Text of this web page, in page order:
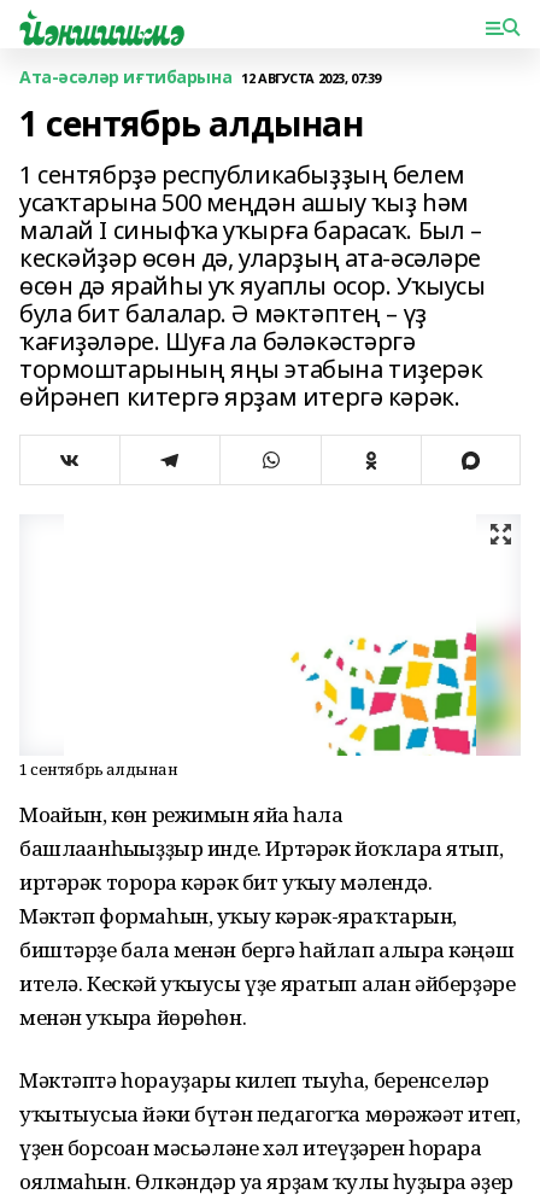
Ата-әсәләр иғтибарына 12 АВГУСТА 2023, 07:39
1 сентябрь алдынан
1 сентябрҙә республикабыҙҙың белем
усаҡтарына 500 меңдән ашыу ҡыҙ һәм
малай I синыфҡа уҡырға барасаҡ. Был –
кескәйҙәр өсөн дә, уларҙың ата-әсәләре
өсөн дә ярайһы уҡ яуаплы осор. Уҡыусы
була бит балалар. Ә мәктәптең – үҙ
ҡағиҙәләре. Шуға ла бәләкәстәргә
тормоштарының яңы этабына тиҙерәк
өйрәнеп китергә ярҙам итергә кәрәк.
1 сентябрь алдынан
Моғайын, көн режимын яйға һала
башлағанһығыҙҙыр инде. Иртәрәк йоҡларға ятып,
иртәрәк торорға кәрәк бит уҡыу мәлендә.
Мәктәп формаһын, уҡыу кәрәк-яраҡтарын,
биштәрҙе бала менән бергә һайлап алырға кәңәш
ителә. Кескәй уҡыусы үҙе яратып алған әйберҙәре
менән уҡырға йөрөһөн.
Мәктәптә һорауҙары килеп тыуһа, беренселәр
уҡытыусыға йәки бүтән педагогҡа мөрәжәғәт итеп,
үҙен борсоған мәсьәләне хәл итеүҙәрен һорарға
оялмаһын. Өлкәндәр уға ярҙам ҡулы һуҙырға әҙер